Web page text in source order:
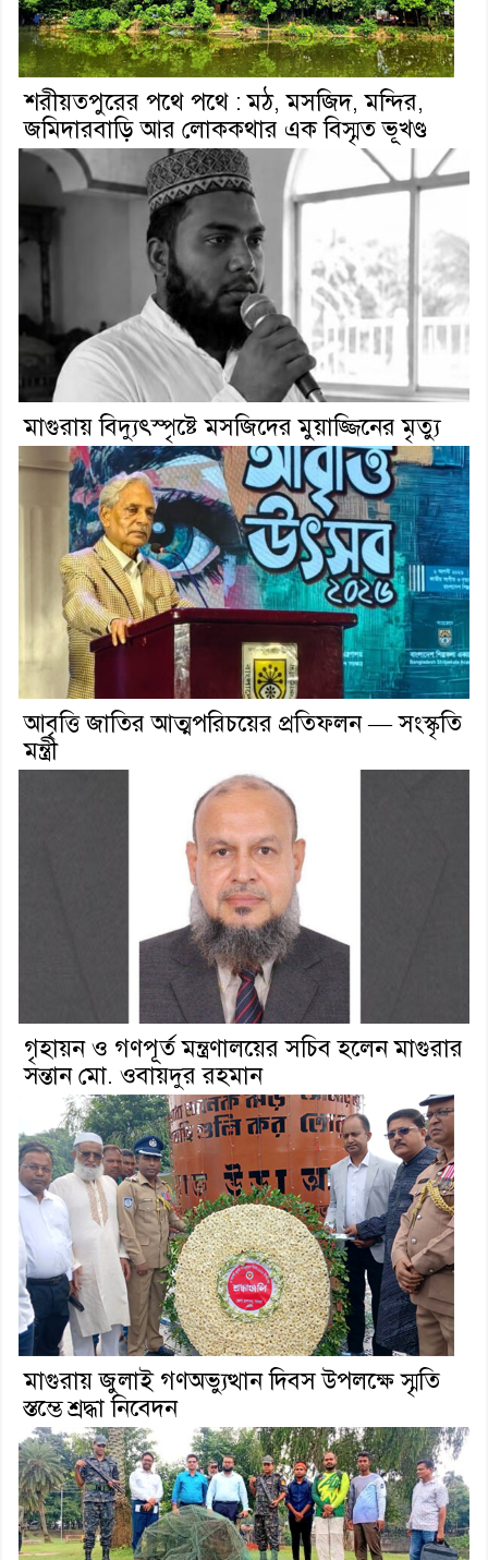
শরীয়তপুরের পথে পথে : মঠ, মসজিদ, মন্দির,
জমিদারবাড়ি আর লোককথার এক বিস্মৃত ভূখণ্ড
মাগুরায় বিদ্যুৎস্পৃষ্টে মসজিদের মুয়াজ্জিনের মৃত্যু
আবৃত্তি জাতির আত্মপরিচয়ের প্রতিফলন — সংস্কৃতি
মন্ত্রী
গৃহায়ন ও গণপূর্ত মন্ত্রণালয়ের সচিব হলেন মাগুরার
সন্তান মো. ওবায়দুর রহমান
মাগুরায় জুলাই গণঅভ্যুত্থান দিবস উপলক্ষে স্মৃতি
স্তম্ভে শ্রদ্ধা নিবেদন